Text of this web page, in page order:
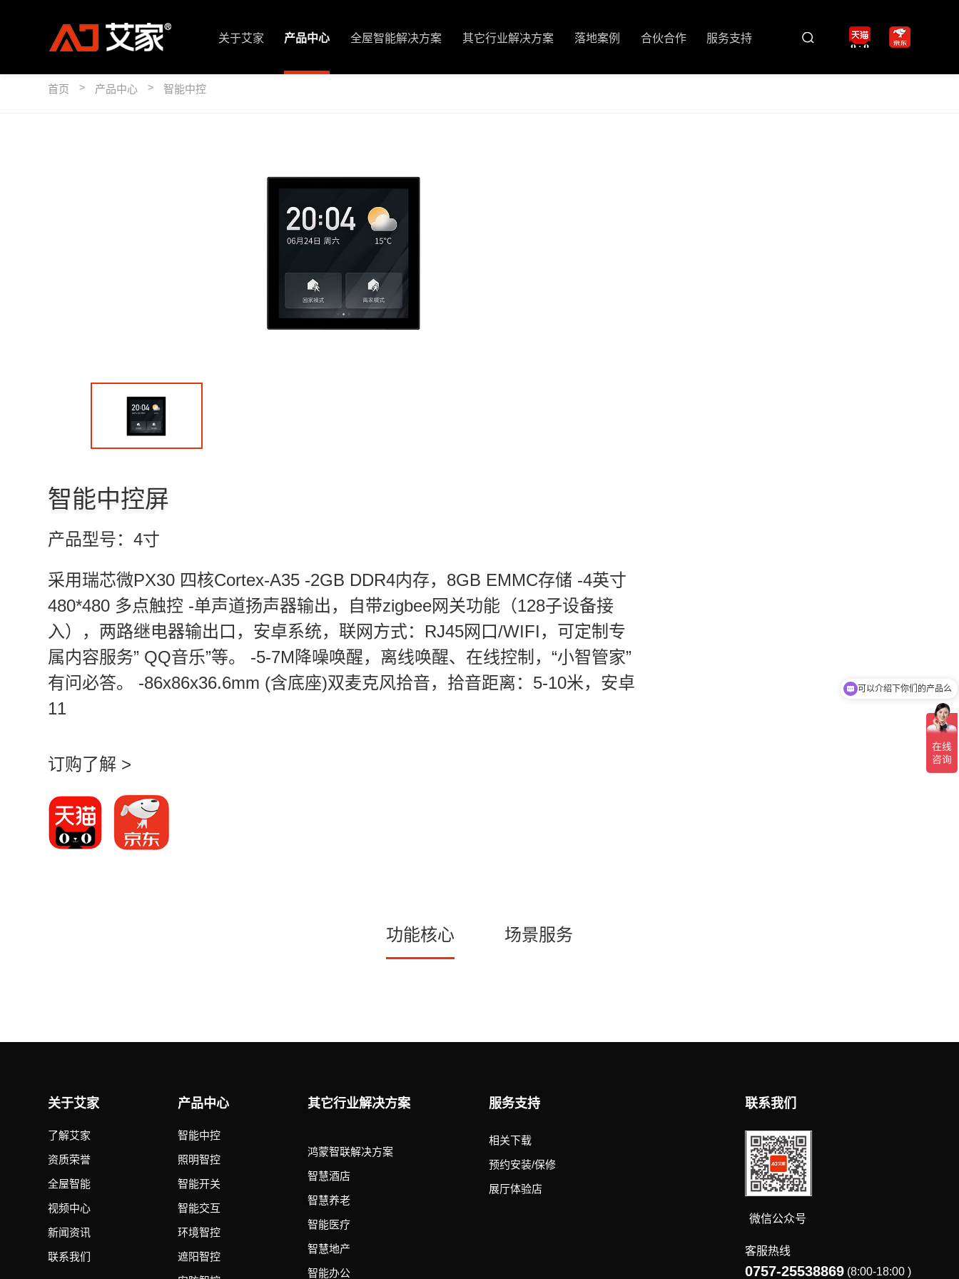
关于艾家 产品中心 全屋智能解决方案 其它行业解决方案 落地案例 合伙合作 服务支持
首页 > 产品中心 >智能中控
智能中控屏
产品型号：4寸
采用瑞芯微PX30 四核Cortex-A35 -2GB DDR4内存，8GB EMMC存储 -4英寸
480*480 多点触控 -单声道扬声器输出，自带zigbee网关功能（128子设备接
入），两路继电器输出口，安卓系统，联网方式：RJ45网口/WIFI，可定制专
属内容服务” QQ音乐”等。 -5-7M降噪唤醒，离线唤醒、在线控制，“小智管家”
有问必答。 -86x86x36.6mm (含底座)双麦克风拾音，拾音距离：5-10米，安卓
11
订购了解 >
功能核心 场景服务
关于艾家
了解艾家
资质荣誉
全屋智能
视频中心
新闻资讯
联系我们
产品中心
智能中控
照明智控
智能开关
智能交互
环境智控
遮阳智控
其它行业解决方案
鸿蒙智联解决方案
智慧酒店
智慧养老
智能医疗
智慧地产
智能办公
服务支持
相关下载
预约安装/保修
展厅体验店
联系我们
微信公众号
客服热线
0757-25538869 (8:00-18:00 )
可以介绍下你们的产品么